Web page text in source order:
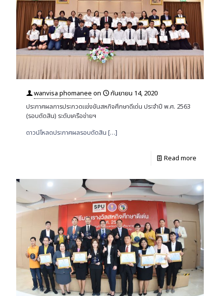
wanvisa phomanee on
กันยายน 14, 2020
ประกาศผลการประกวดแข่งขันสหกิจศึกษาดีเด่น ประจำปี พ.ศ. 2563
(รอบตัดสิน) ระดับเครือข่ายฯ
ดาวน์โหลดประกาศผลรอบตัดสิน […]
Read more